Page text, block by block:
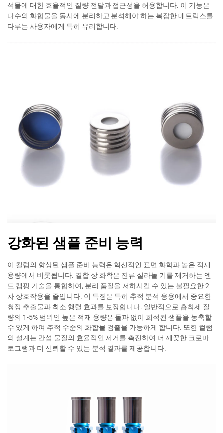
석물에 대한 효율적인 질량 전달과 접근성을 허용합니다. 이 기능은
다수의 화합물을 동시에 분리하고 분석해야 하는 복잡한 매트릭스를
다루는 사용자에게 특히 유리합니다.
강화된 샘플 준비 능력
이 컬럼의 향상된 샘플 준비 능력은 혁신적인 표면 화학과 높은 적재
용량에서 비롯됩니다. 결합 상 화학은 잔류 실라놀 기를 제거하는 엔
드 캡핑 기술을 통합하여, 분리 품질을 저하시킬 수 있는 불필요한 2
차 상호작용을 줄입니다. 이 특징은 특히 추적 분석 응용에서 중요한
청정 추출물과 최소 행렬 효과를 보장합니다. 일반적으로 흡착제 질
량의 1-5% 범위인 높은 적재 용량은 돌파 없이 희석된 샘플을 농축할
수 있게 하여 추적 수준의 화합물 검출을 가능하게 합니다. 또한 컬럼
의 설계는 간섭 물질의 효율적인 제거를 촉진하여 더 깨끗한 크로마
토그램과 더 신뢰할 수 있는 분석 결과를 제공합니다.